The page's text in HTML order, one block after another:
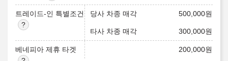
트레이드-인 특별조건 당사 차종 매각 500,000원
타사 차종 매각 300,000원
베네피아 제휴 타겟 200,000원